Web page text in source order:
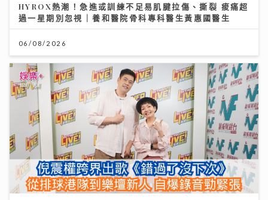
HYROX熱潮！急進或訓練不足易肌腱拉傷、撕裂 痠痛超
過一星期別忽視｜養和醫院骨科專科醫生黃惠國醫生
06/08/2026